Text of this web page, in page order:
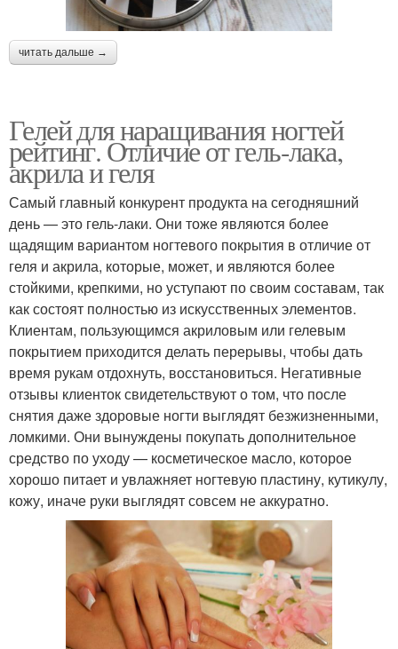
читать дальше →
Гелей для наращивания ногтей
рейтинг. Отличие от гель-лака,
акрила и геля
Самый главный конкурент продукта на сегодняшний
день — это гель-лаки. Они тоже являются более
щадящим вариантом ногтевого покрытия в отличие от
геля и акрила, которые, может, и являются более
стойкими, крепкими, но уступают по своим составам, так
как состоят полностью из искусственных элементов.
Клиентам, пользующимся акриловым или гелевым
покрытием приходится делать перерывы, чтобы дать
время рукам отдохнуть, восстановиться. Негативные
отзывы клиенток свидетельствуют о том, что после
снятия даже здоровые ногти выглядят безжизненными,
ломкими. Они вынуждены покупать дополнительное
средство по уходу — косметическое масло, которое
хорошо питает и увлажняет ногтевую пластину, кутикулу,
кожу, иначе руки выглядят совсем не аккуратно.